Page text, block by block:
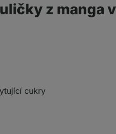
z manga
cukry